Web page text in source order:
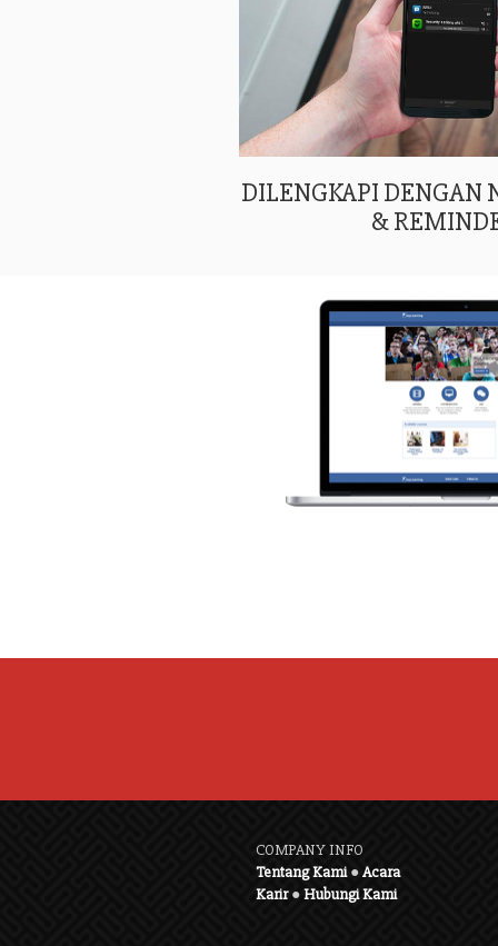
DILENGKAPI DENGAN
&
COMPANY INFO
Tentang Kami●Acara
Karir●Hubungi Kami